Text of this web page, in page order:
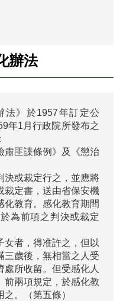
辦法
法》於1957年訂定公
年1月行政院所發布之
肅匪諜條例》及《懲治
決或裁定行之，並應將
裁定書，送由省保安機
化教育。感化教育期間
為前項之判決或裁定
女者，得准許之，但以
三歲後，無相當之人受
所收留。但受感化人
前兩項規定，於感化教
。（第五條）